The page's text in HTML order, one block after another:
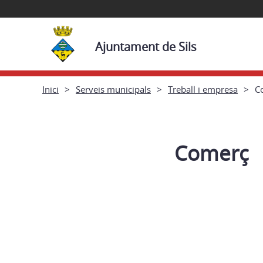
Ajuntament de Sils
Inici Serveis municipals Treball i empresa
Comerç